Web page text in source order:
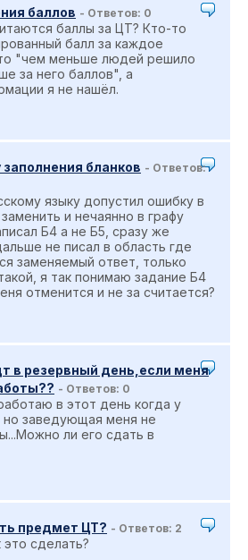
баллов - Ответов: 0
баллы за ЦТ? Кто-то
балл за каждое
"чем меньше людей решило
за него баллов", а
я не нашёл.
бланков - Ответов:
языку допустил ошибку в
и нечаянно в графу
Б4 а не Б5, сразу же
не писал в область где
заменяемый ответ, только
я так понимаю задание Б4
отменится и не за считается?
в резервный день,если меня
- Ответов: 0
в этот день когда у
заведующая меня не
ли его сдать в
предмет ЦТ? - Ответов: 2
сделать?